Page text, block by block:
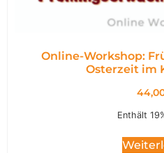
Online-Workshop:
Osterzeit im
Enthält